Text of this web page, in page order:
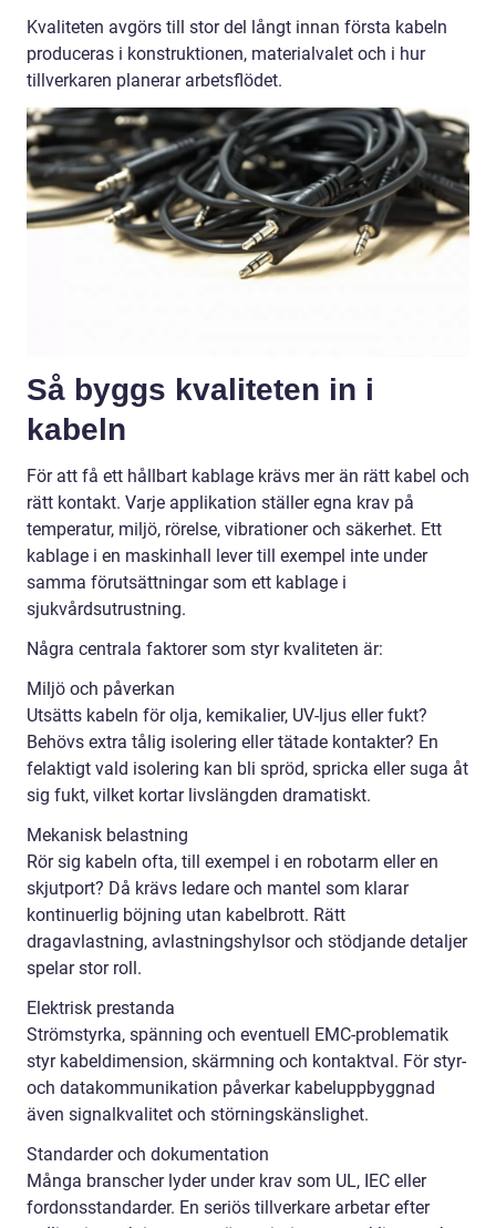
Kvaliteten avgörs till stor del långt innan första kabeln
produceras i konstruktionen, materialvalet och i hur
tillverkaren planerar arbetsflödet.
Så byggs kvaliteten in i
kabeln
För att få ett hållbart kablage krävs mer än rätt kabel och
rätt kontakt. Varje applikation ställer egna krav på
temperatur, miljö, rörelse, vibrationer och säkerhet. Ett
kablage i en maskinhall lever till exempel inte under
samma förutsättningar som ett kablage i
sjukvårdsutrustning.
Några centrala faktorer som styr kvaliteten är:
Miljö och påverkan
Utsätts kabeln för olja, kemikalier, UV-ljus eller fukt?
Behövs extra tålig isolering eller tätade kontakter? En
felaktigt vald isolering kan bli spröd, spricka eller suga åt
sig fukt, vilket kortar livslängden dramatiskt.
Mekanisk belastning
Rör sig kabeln ofta, till exempel i en robotarm eller en
skjutport? Då krävs ledare och mantel som klarar
kontinuerlig böjning utan kabelbrott. Rätt
dragavlastning, avlastningshylsor och stödjande detaljer
spelar stor roll.
Elektrisk prestanda
Strömstyrka, spänning och eventuell EMC-problematik
styr kabeldimension, skärmning och kontaktval. För styr-
och datakommunikation påverkar kabeluppbyggnad
även signalkvalitet och störningskänslighet.
Standarder och dokumentation
Många branscher lyder under krav som UL, IEC eller
fordonsstandarder. En seriös tillverkare arbetar efter